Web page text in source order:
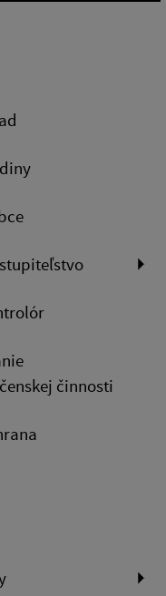
činnosti